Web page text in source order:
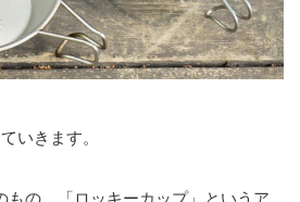
いきます。
もの。「ロッキーカップ」というア